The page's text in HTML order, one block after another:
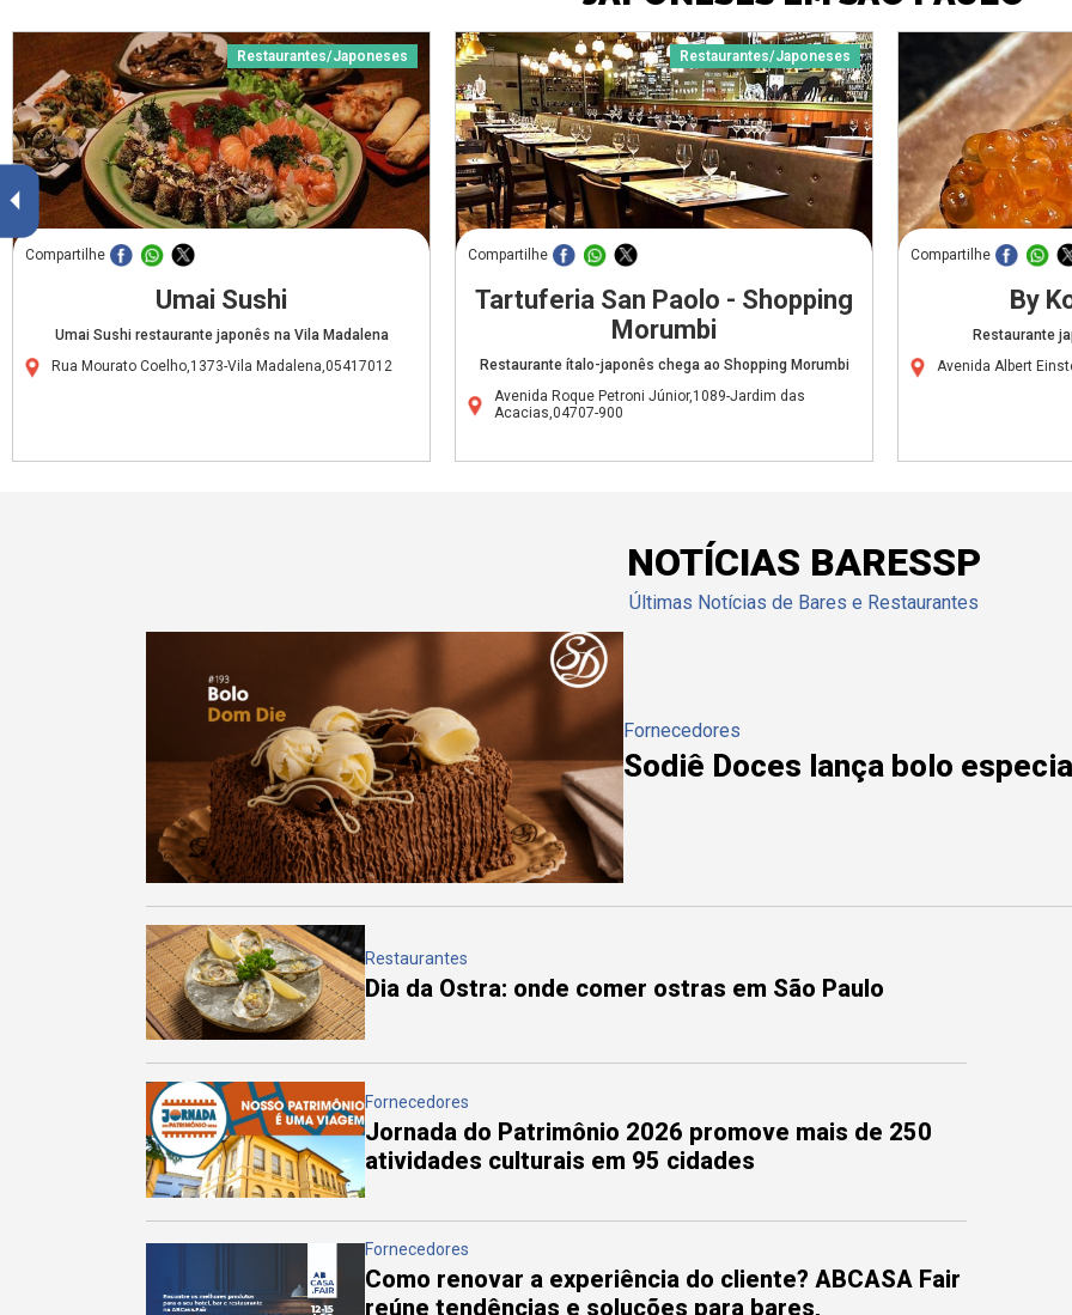
Restaurantes/Japoneses
Compartilhe
Umai Sushi
Umai Sushi restaurante japonês na Vila Madalena
Rua Mourato Coelho,1373-Vila Madalena,05417012
Restaurantes/Japoneses
Compartilhe
Tartuferia San Paolo - Shopping
Morumbi
Restaurante ítalo-japonês chega ao Shopping Morumbi
Avenida Roque Petroni Júnior,1089-Jardim das
Acacias,04707-900
Compartilhe
By
Restaurante
Avenida Albert
NOTÍCIAS BARESSP
Últimas Notícias de Bares e Restaurantes
Fornecedores
Sodiê Doces lança bolo
Restaurantes
Dia da Ostra: onde comer ostras em São Paulo
Fornecedores
Jornada do Patrimônio 2026 promove mais de 250
atividades culturais em 95 cidades
Fornecedores
Como renovar a experiência do cliente? ABCASA Fair
reúne tendências e soluções para bares,